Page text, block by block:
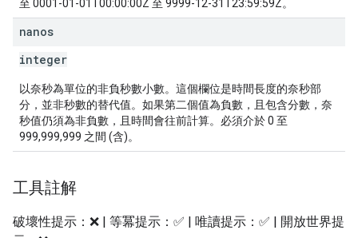
至 0001-01-01T00:00:00Z 至 9999-12-31T23:59:59Z。
nanos
integer
以奈秒為單位的非負秒數小數。這個欄位是時間長度的奈秒部
分，並非秒數的替代值。如果第二個值為負數，且包含分數，奈
秒值仍須為非負數，且時間會往前計算。必須介於 0 至
999,999,999 之間 (含)。
工具註解
破壞性提示：❌ | 等冪提示：✅ | 唯讀提示：✅ | 開放世界提